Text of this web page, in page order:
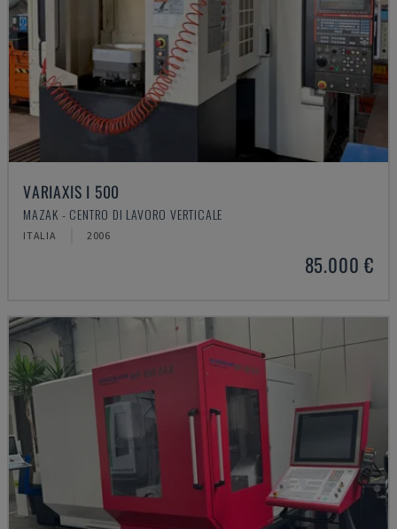
VARIAXIS I 500
MAZAK - CENTRO DI LAVORO VERTICALE
ITALIA 2006
85.000 €